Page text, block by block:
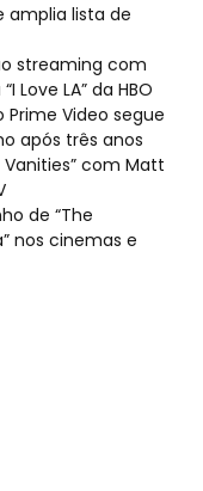
amplia lista de
streaming com
LA” da HBO
Prime Video segue
após três anos
com Matt
de “The
nos cinemas e